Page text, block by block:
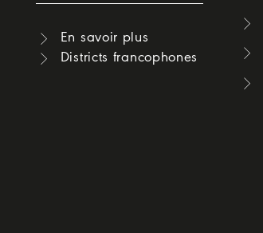
En savoir plus
Districts francophones